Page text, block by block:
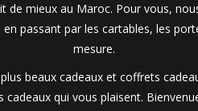
de mieux au Maroc. Pour vous,
passant par les cartables, les
mesure.
beaux cadeaux et coffrets
qui vous plaisent.